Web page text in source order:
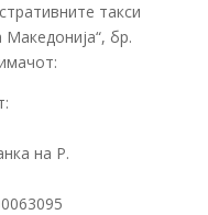
такси
бр.
на Р.